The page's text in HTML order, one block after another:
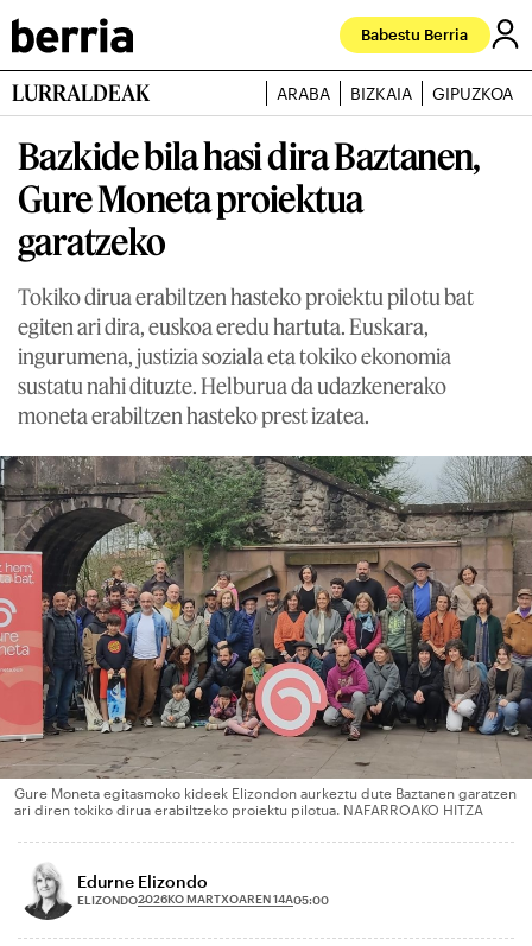
Babestu Berria
LURRALDEAK ARABA BIZKAIA GIPUZKOA
Bazkide bila hasi dira Baztanen,
Gure Moneta proiektua
garatzeko
Tokiko dirua erabiltzen hasteko proiektu pilotu bat
egiten ari dira, euskoa eredu hartuta. Euskara,
ingurumena, justizia soziala eta tokiko ekonomia
sustatu nahi dituzte. Helburua da udazkenerako
moneta erabiltzen hasteko prest izatea.
Gure Moneta egitasmoko kideek Elizondon aurkeztu dute Baztanen garatzen
ari diren tokiko dirua erabiltzeko proiektu pilotua. NAFARROAKO HITZA
Edurne Elizondo
ELIZONDO2026KO MARTXOAREN 14A05:00